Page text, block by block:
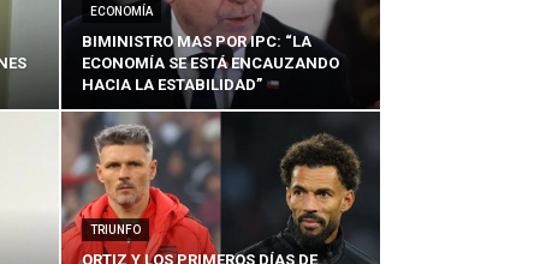
ECONOMÍA
BIMINISTRO MAS POR IPC: “LA
ECONOMÍA SE ESTÁ ENCAUZANDO
HACIA LA ESTABILIDAD”
TRIUNFO
ORTIZ Y LOS PRIMEROS DÍAS DE